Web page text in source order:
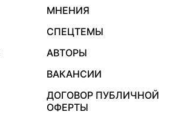
МНЕНИЯ
СПЕЦТЕМЫ
АВТОРЫ
ВАКАНСИИ
ДОГОВОР ПУБЛИЧНОЙ
ОФЕРТЫ